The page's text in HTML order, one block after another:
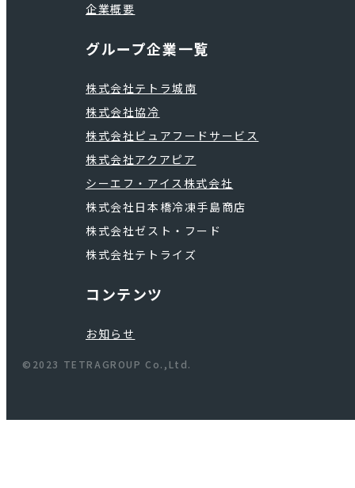
企業概要
グループ企業一覧
株式会社テトラ城南
株式会社協冷
株式会社ピュアフードサービス
株式会社アクアピア
シーエフ・アイス株式会社
株式会社日本橋冷凍手島商店
株式会社ゼスト・フード
株式会社テトライズ
コンテンツ
お知らせ
©2023 TETRAGROUP Co.,Ltd.